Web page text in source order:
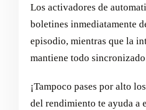
Los activadores de
boletines inmediatamente
episodio, mientras que la
mantiene todo
¡Tampoco pases por alto
del rendimiento te ayuda a